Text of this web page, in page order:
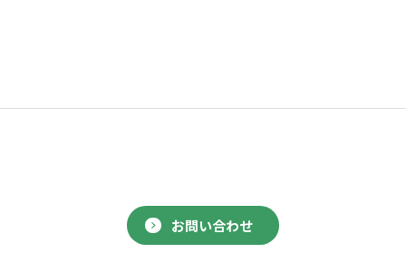
お問い合わせ